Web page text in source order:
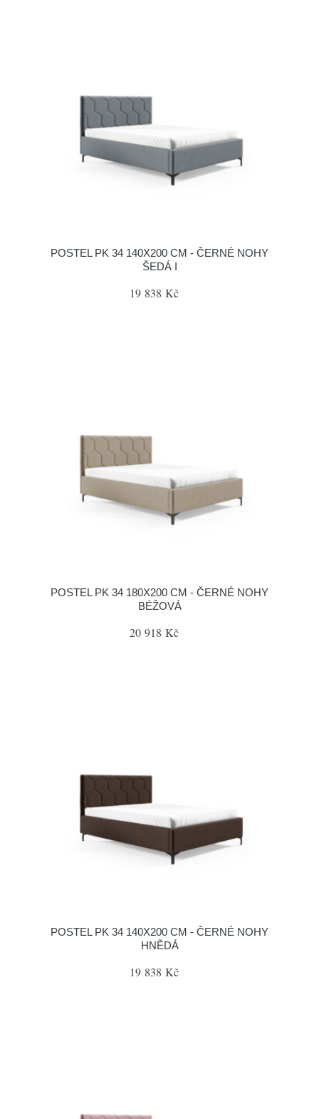
POSTEL PK 34 140X200 CM - ČERNÉ NOHY
ŠEDÁ I
19 838 Kč
POSTEL PK 34 180X200 CM - ČERNÉ NOHY
BÉŽOVÁ
20 918 Kč
POSTEL PK 34 140X200 CM - ČERNÉ NOHY
HNĚDÁ
19 838 Kč